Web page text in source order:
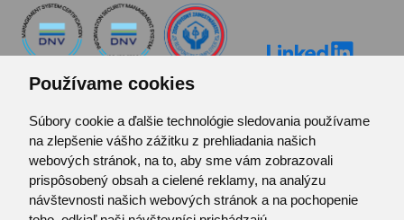
Používame cookies
Súbory cookie a ďalšie technológie sledovania používame
na zlepšenie vášho zážitku z prehliadania našich
webových stránok, na to, aby sme vám zobrazovali
prispôsobený obsah a cielené reklamy, na analýzu
návštevnosti našich webových stránok a na pochopenie
Kontakt
Pozvánka do infocentra
Zoznam použitých skratiek
Mapa stránok